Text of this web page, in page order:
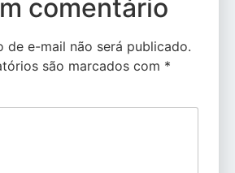
comentário
de e-mail não será publicado.
são marcados com *